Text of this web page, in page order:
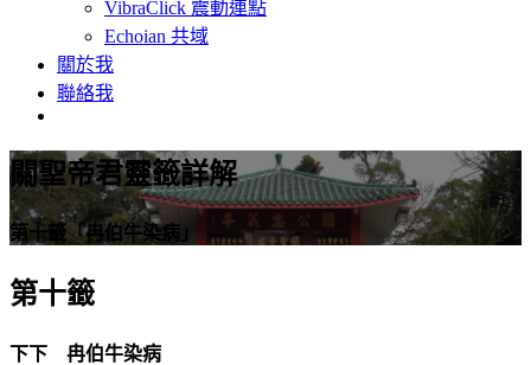
VibraClick 震動連點
Echoian 共域
關於我
聯絡我
關聖帝君靈籤詳解
第十籤「冉伯牛染病」
第十籤
下下 冉伯牛染病